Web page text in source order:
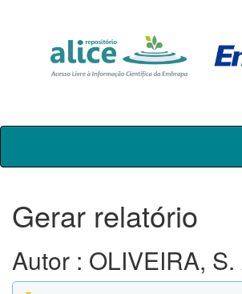
Skip
Gerar relatório
Autor : OLIVEIRA, S.